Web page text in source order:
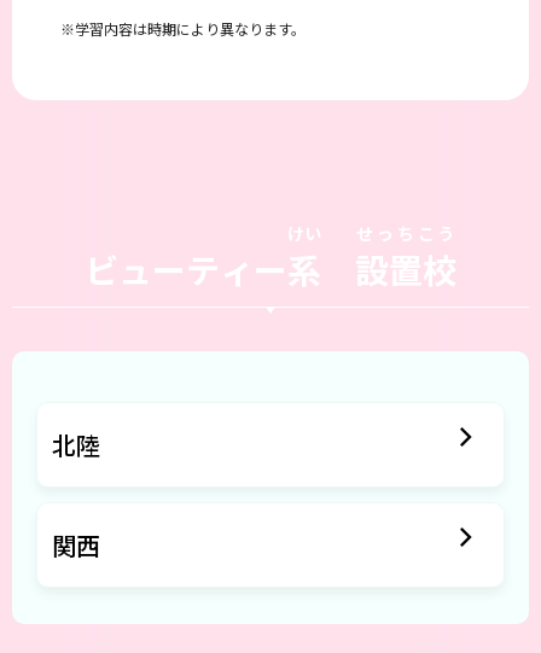
学習内容は時期により異なります。
ビューティー系
けい
設置校
せっちこう
北陸
関西